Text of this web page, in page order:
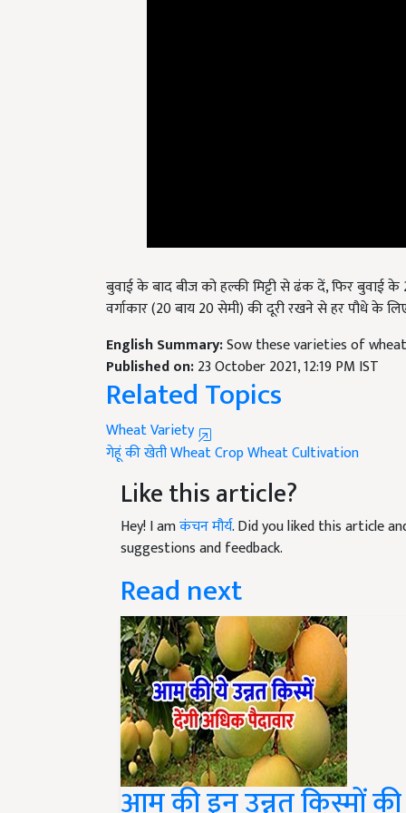
वर्गाकार (20 बाय 20 सेमी) की दूरी रखने से हर पौधे के
English Summary:
Sow these varieties of
Published on:23 October 2021, 12:19 PM IST
Related Topics
Wheat Variety
गेहूं की खेतीWheat Crop
Like this article?
Hey! I amकंचन मौर्य. Did you liked this article
suggestions and feedback.
Read next
आम की इन उन्नत किस्मों